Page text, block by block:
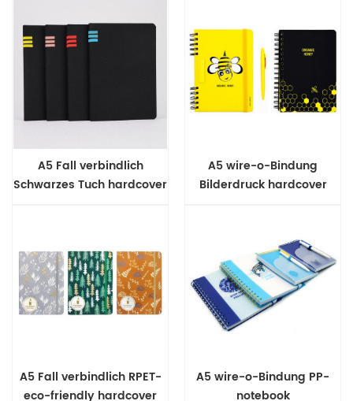
A5 Fall verbindlich
Schwarzes Tuch hardcover
A5 wire-o-Bindung
Bilderdruck hardcover
A5 Fall verbindlich RPET-
eco-friendly hardcover
A5 wire-o-Bindung PP-
notebook